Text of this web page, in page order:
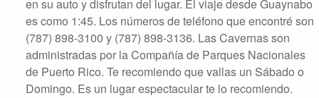
en su auto y disfrutan del lugar. El viaje desde Guaynabo
es como 1:45. Los números de teléfono que encontré son
(787) 898-3100 y (787) 898-3136. Las Cavernas son
administradas por la Compañía de Parques Nacionales
de Puerto Rico. Te recomiendo que vallas un Sábado o
Domingo. Es un lugar espectacular te lo recomiendo.